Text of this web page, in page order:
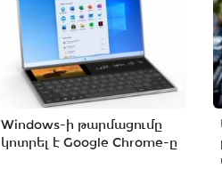
Windows-ի թարմացումը
կոտրել է Google Chrome-ը